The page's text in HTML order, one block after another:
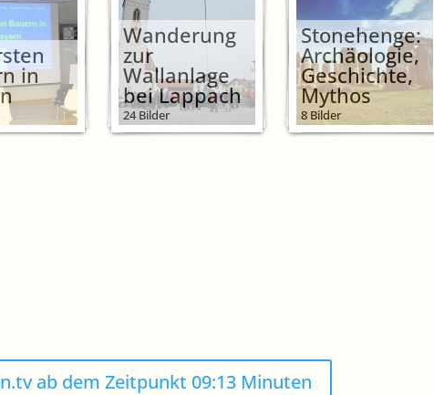
in
Wanderung
zur
Wallanlage
bei Lappach
24 Bilder
Stonehenge:
Archäologie,
Geschichte,
Mythos
8 Bilder
ab dem Zeitpunkt 09:13 Minuten